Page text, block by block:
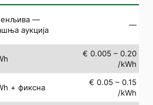
—
аукција
—
€ 0.005 – 0.20
/kWh
+ фиксна
€ 0.05 – 0.15
/kWh